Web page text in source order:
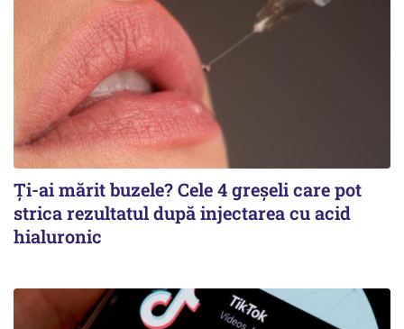
Ți-ai mărit buzele? Cele 4 greșeli care pot
strica rezultatul după injectarea cu acid
hialuronic